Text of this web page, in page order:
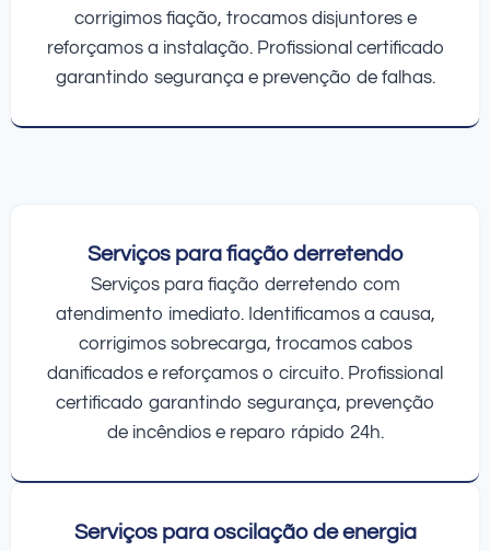
corrigimos fiação, trocamos disjuntores e
reforçamos a instalação. Profissional certificado
garantindo segurança e prevenção de falhas.
Serviços para fiação derretendo
Serviços para fiação derretendo com
atendimento imediato. Identificamos a causa,
corrigimos sobrecarga, trocamos cabos
danificados e reforçamos o circuito. Profissional
certificado garantindo segurança, prevenção
de incêndios e reparo rápido 24h.
Serviços para oscilação de energia